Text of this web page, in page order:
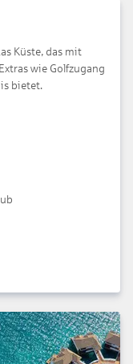
Küste, das mit
wie Golfzugang
bietet.